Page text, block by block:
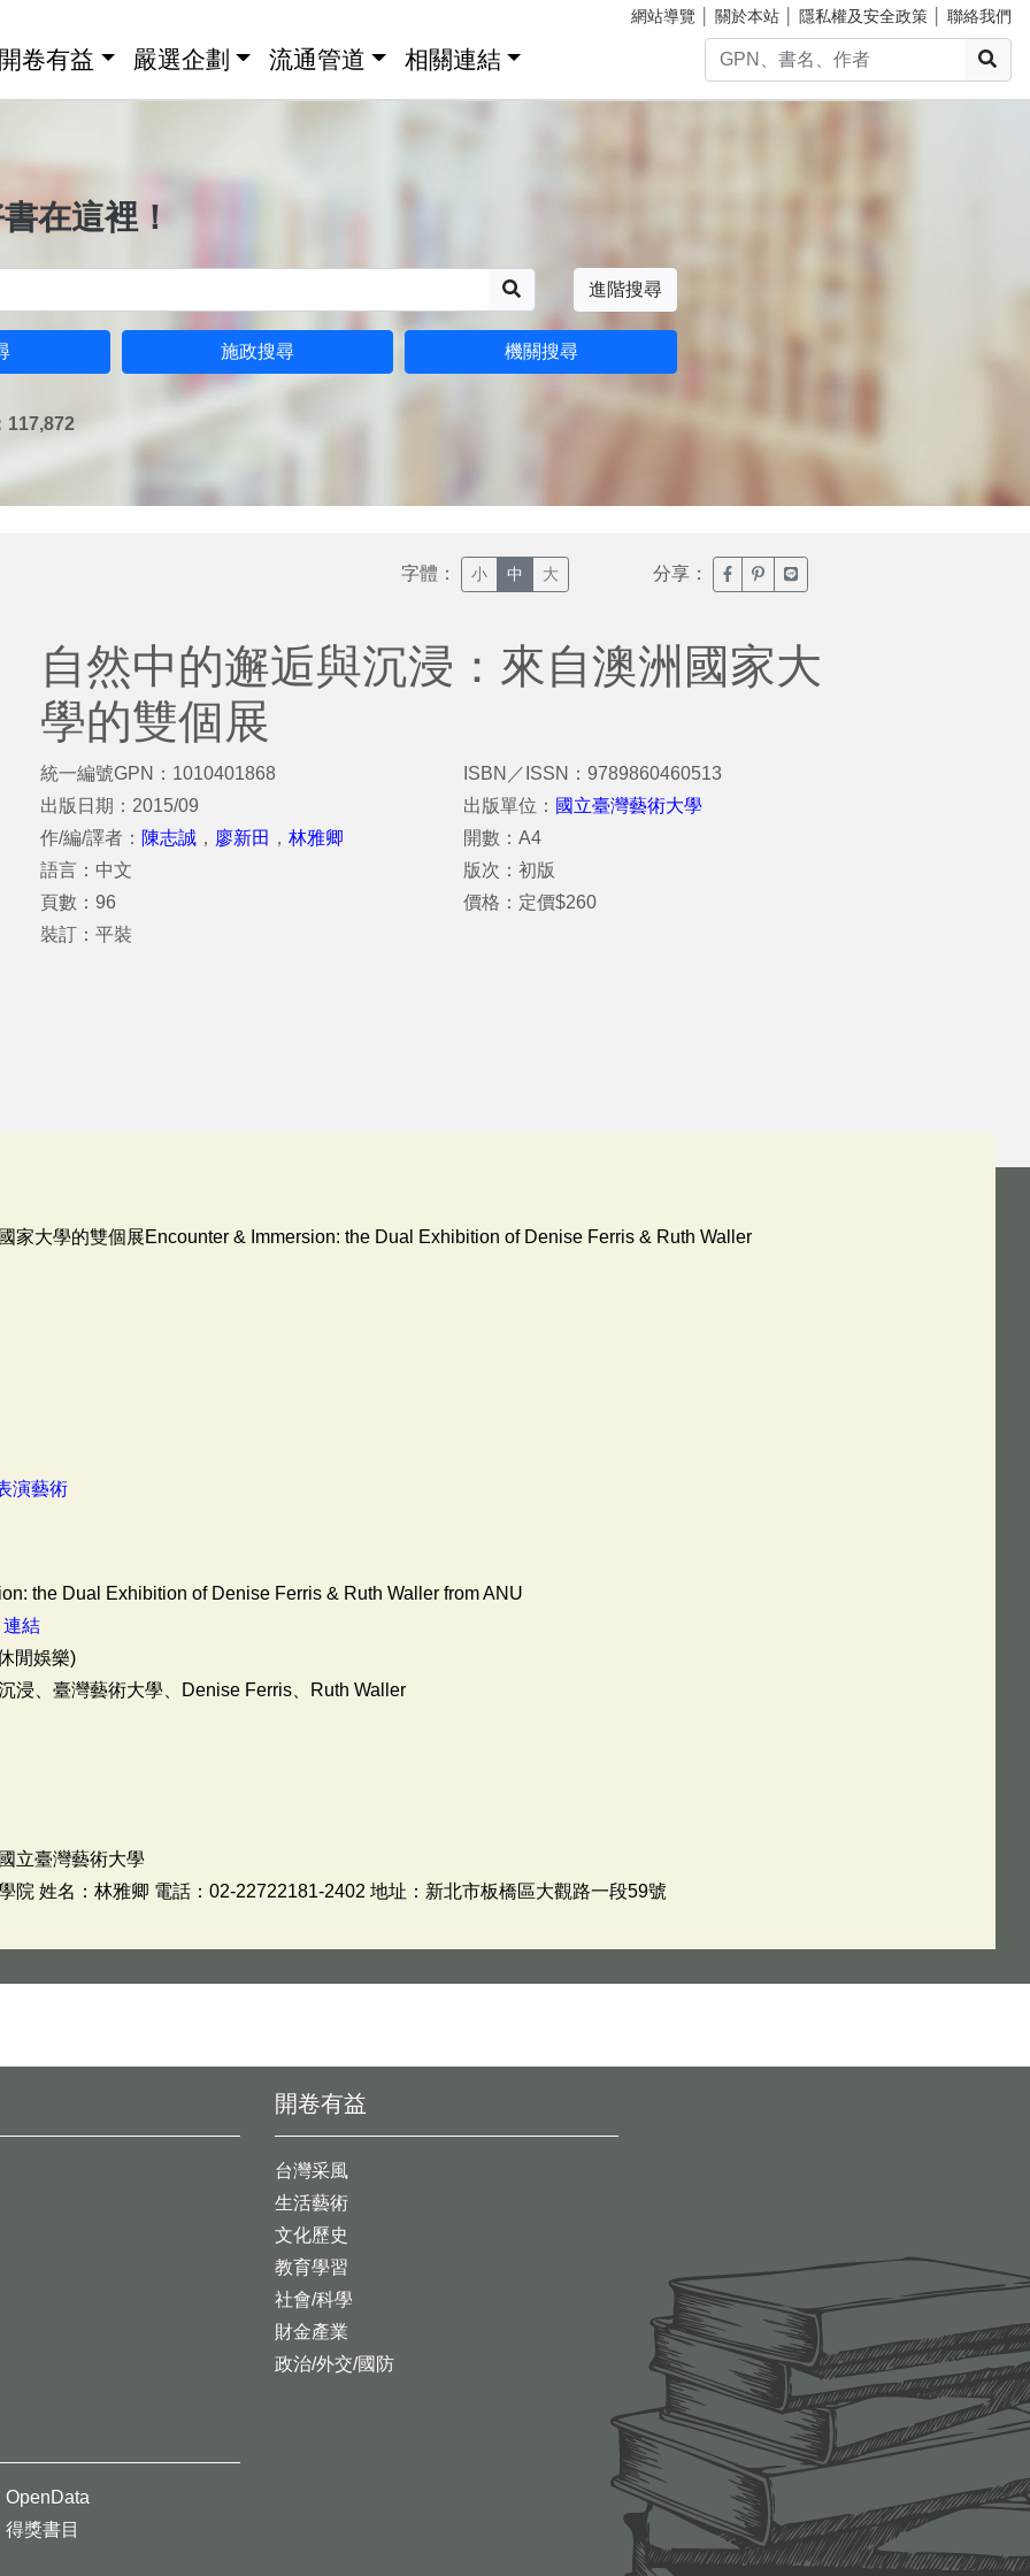
網站導覽 關於本站 隱私權及安全政策 聯絡我們
卷有益 嚴選企劃 流通管道 相關連結
在這裡！
進階搜尋
施政搜尋 機關搜尋
117,872
字體： 小 中 大 分享： 臉書分享(另開新視窗)
噗浪分享(另開新視窗)
Line分享(另開新視窗)
自然中的邂逅與沉浸：來自澳洲國家大
學的雙個展
統一編號GPN：1010401868
出版日期：2015/09
作/編/譯者： 陳志誠 ， 廖新田 ， 林雅卿
語言：中文
頁數：96
裝訂：平裝
ISBN／ISSN：9789860460513
出版單位： 國立臺灣藝術大學
開數：A4
版次：初版
價格：定價$260
家大學的雙個展Encounter & Immersion: the Dual Exhibition of Denise Ferris & Ruth Waller
演藝術
the Dual Exhibition of Denise Ferris & Ruth Waller from ANU
連結
閒娛樂)
浸、臺灣藝術大學、Denise Ferris、Ruth Waller
立臺灣藝術大學
院 姓名：林雅卿 電話：02-22722181-2402 地址：新北市板橋區大觀路一段59號
開卷有益
台灣采風
生活藝術
文化歷史
教育學習
社會/科學
財金產業
政治/外交/國防
OpenData
得獎書目